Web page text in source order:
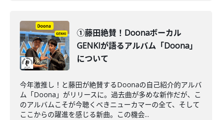
①藤田絶賛！Doonaボーカル
GENKIが語るアルバム「Doona」
について
今年激推し！と藤田が絶賛するDoonaの自己紹介的アルバ
ム「Doona」がリリースに。過去曲が多めな新作だが、こ
のアルバムこそが今聴くべきニューカマーの全て、そして
ここからの躍進を感じる新曲。この機会...